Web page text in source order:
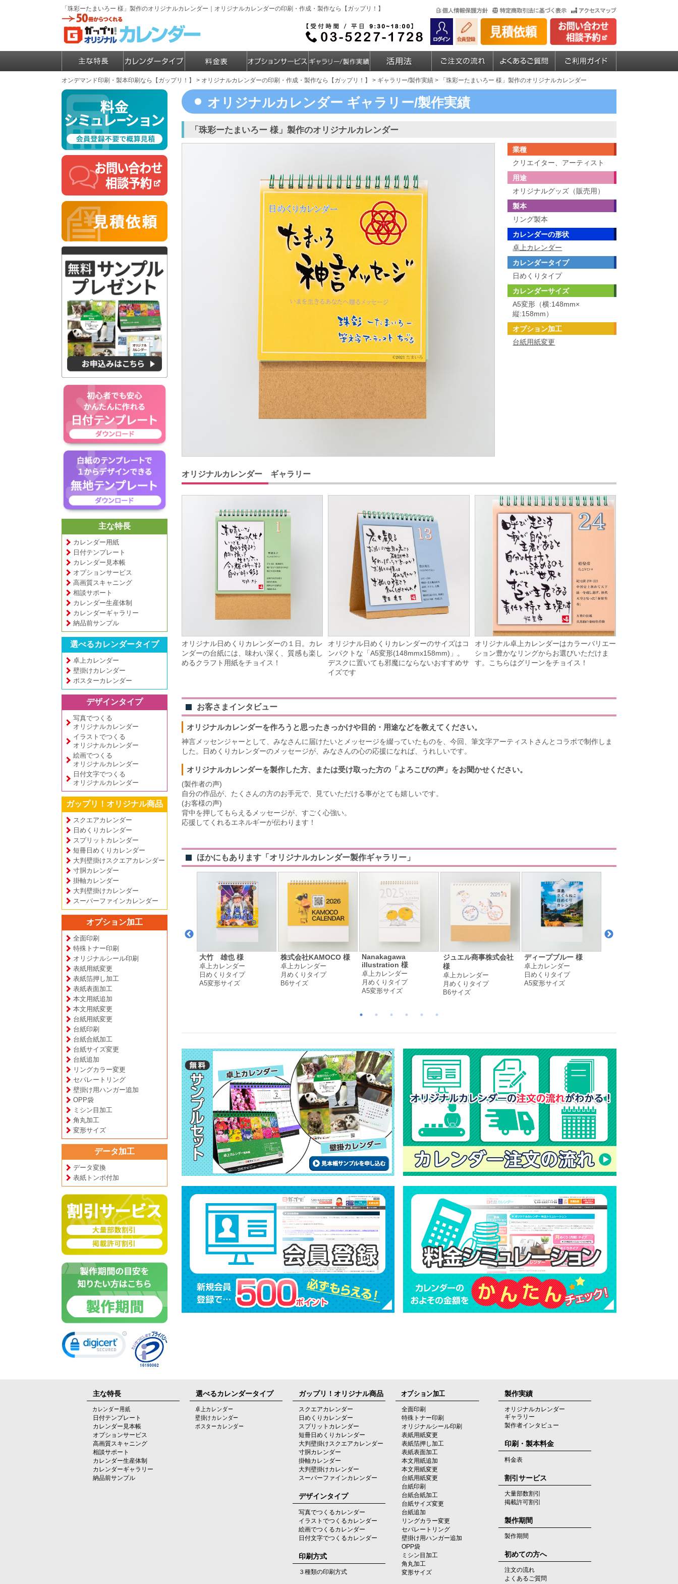
「珠彩ーたまいろー 様」製作のオリジナルカレンダー｜オリジナルカレンダーの印刷・作成・製作なら【ガップリ！】
オンデマンド印刷・製本印刷なら【ガップリ！】 > オリジナルカレンダーの印刷・作成・製作なら【ガップリ！】 > ギャラリー/製作実績 > 「珠彩ーたまいろー 様」製作のオリジナルカレンダー
主な特長
カレンダー用紙
日付テンプレート
カレンダー見本帳
オプションサービス
高画質スキャニング
相談サポート
カレンダー生産体制
カレンダーギャラリー
納品前サンプル
選べるカレンダータイプ
卓上カレンダー
壁掛けカレンダー
ポスターカレンダー
デザインタイプ
写真でつくる
オリジナルカレンダー
イラストでつくる
オリジナルカレンダー
絵画でつくる
オリジナルカレンダー
日付文字でつくる
オリジナルカレンダー
ガップリ！オリジナル商品
スクエアカレンダー
日めくりカレンダー
スプリットカレンダー
短冊日めくりカレンダー
大判壁掛けスクエアカレンダー
寸胴カレンダー
掛軸カレンダー
大判壁掛けカレンダー
スーパーファインカレンダー
オプション加工
全面印刷
特殊トナー印刷
オリジナルシール印刷
表紙用紙変更
表紙箔押し加工
表紙表面加工
本文用紙追加
本文用紙変更
台紙用紙変更
台紙印刷
台紙合紙加工
台紙サイズ変更
台紙追加
リングカラー変更
セパレートリング
壁掛け用ハンガー追加
OPP袋
ミシン目加工
角丸加工
変形サイズ
データ加工
データ変換
表紙トンボ付加
オリジナルカレンダー ギャラリー/製作実績
「珠彩ーたまいろー 様」製作のオリジナルカレンダー
業種
クリエイター、アーティスト
用途
オリジナルグッズ（販売用）
製本
リング製本
カレンダーの形状
卓上カレンダー
カレンダータイプ
日めくりタイプ
カレンダーサイズ
A5変形（横:148mm×
縦:158mm）
オプション加工
台紙用紙変更
オリジナルカレンダー ギャラリー
オリジナル日めくりカレンダーの１日。カレ
ンダーの台紙には、味わい深く、質感も楽し
めるクラフト用紙をチョイス！
オリジナル日めくりカレンダーのサイズはコ
ンパクトな「A5変形(148mmx158mm)」。
デスクに置いても邪魔にならないおすすめサ
イズです
オリジナル卓上カレンダーはカラーバリエー
ション豊かなリングからお選びいただけま
す。こちらはグリーンをチョイス！
お客さまインタビュー
オリジナルカレンダーを作ろうと思ったきっかけや目的・用途などを教えてください。
神言メッセンジャーとして、みなさんに届けたいとメッセージを綴っていたものを、今回、筆文字アーティストさんとコラボで制作しま
した。日めくりカレンダーのメッセージが、みなさんの心の応援になれば、うれしいです。
オリジナルカレンダーを製作した方、または受け取った方の「よろこびの声」をお聞かせください。
(製作者の声)
自分の作品が、たくさんの方のお手元で、見ていただける事がとても嬉しいです。
(お客様の声)
背中を押してもらえるメッセージが、すごく心強い。
応援してくれるエネルギーが伝わります！
ほかにもあります「オリジナルカレンダー製作ギャラリー」
ふくろうの杜 様
卓上カレンダー
月めくりタイプ
KEI建築 様
月めくりタイプ
変形サイズ
大竹 雄也 様
卓上カレンダー
日めくりタイプ
A5変形サイズ
株式会社KAMOCO 様
卓上カレンダー
月めくりタイプ
B6サイズ
Nanakagawa
illustration 様
卓上カレンダー
月めくりタイプ
A5変形サイズ
ジュエル商事株式会社
様
卓上カレンダー
月めくりタイプ
B6サイズ
ディープブルー 様
卓上カレンダー
日めくりタイプ
A5変形サイズ
主な特長
カレンダー用紙
日付テンプレート
カレンダー見本帳
オプションサービス
高画質スキャニング
相談サポート
カレンダー生産体制
カレンダーギャラリー
納品前サンプル
選べるカレンダータイプ
卓上カレンダー
壁掛けカレンダー
ポスターカレンダー
ガップリ！オリジナル商品
スクエアカレンダー
日めくりカレンダー
スプリットカレンダー
短冊日めくりカレンダー
大判壁掛けスクエアカレンダー
寸胴カレンダー
掛軸カレンダー
大判壁掛けカレンダー
スーパーファインカレンダー
デザインタイプ
写真でつくるカレンダー
イラストでつくるカレンダー
絵画でつくるカレンダー
日付文字でつくるカレンダー
印刷方式
３種類の印刷方式
オプション加工
全面印刷
特殊トナー印刷
オリジナルシール印刷
表紙用紙変更
表紙箔押し加工
表紙表面加工
本文用紙追加
本文用紙変更
台紙用紙変更
台紙印刷
台紙合紙加工
台紙サイズ変更
台紙追加
リングカラー変更
セパレートリング
壁掛け用ハンガー追加
OPP袋
ミシン目加工
角丸加工
変形サイズ
製作実績
オリジナルカレンダー
ギャラリー
製作者インタビュー
印刷・製本料金
料金表
割引サービス
大量部数割引
掲載許可割引
製作期間
製作期間
初めての方へ
注文の流れ
よくあるご質問